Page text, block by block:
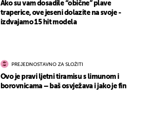
Ako su vam dosadile “obične” plave
traperice, ove jeseni dolazite na svoje -
izdvajamo 15 hit modela
PREJEDNOSTAVNO ZA SLOŽITI
Ovo je pravi ljetni tiramisu s limunom i
borovnicama – baš osvježava i jako je fin